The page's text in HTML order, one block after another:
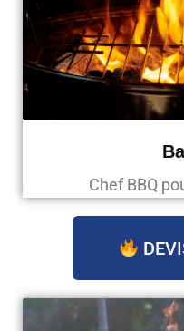
Chef BBQ